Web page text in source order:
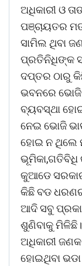
ଅଧିକାରୀ ଓ
ପଞ୍ଚାୟତର
ସାମିଲ ଥିବା
ପ୍ରତିନିଧିଙ୍କ
ଦପ୍ତର ଠାରୁ
ଭବନରେ ଭୋଜି
ବ୍ୟବସ୍ଥା
ନେଇ ଭୋଜି
ହୋଇ ନ ଥିଲେ
ଭୂମିକା,ଗତିବିଧି
କୁଆଡେ
କିଛି ବଡ
ଆଦି ସବୁ
ଶୁଣିବାକୁ
ଅଧିକାରୀ
ହୋଇଥିବା